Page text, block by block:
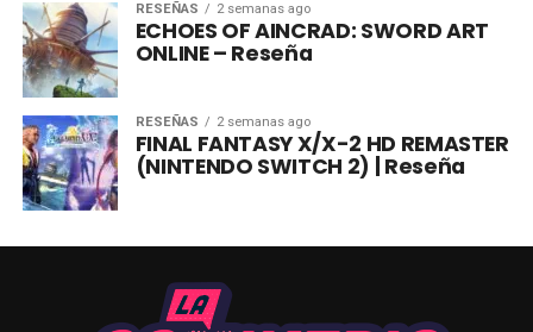
RESEÑAS 2 semanas ago
ECHOES OF AINCRAD: SWORD ART
ONLINE – Reseña
RESEÑAS 2 semanas ago
FINAL FANTASY X/X-2 HD REMASTER
(NINTENDO SWITCH 2) | Reseña